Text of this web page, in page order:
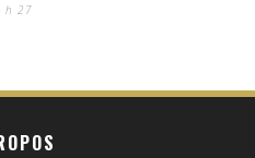
h 27